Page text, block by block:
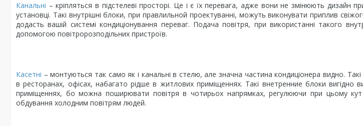
Канальні – кріпляться в підстелеві просторі. Це і є їх перевага, адже вони не змінюють дизайн
установці. Такі внутрішні блоки, при правлильной проектуванні, можуть виконувати приплив
додасть вашій системі кондиціонування переваг. Подача повітря, при використанні такого
допомогою повітророзподільних пристроїв.
Касетні – монтуються так само як і канальні в стелю, але значна частина кондиціонера видно.
в ресторанах, офісах, набагато рідше в житлових приміщеннях. Такі внетренние блоки вигідно
приміщеннях, бо можна поширювати повітря в чотирьох напрямках, регулюючи при цьому
обдування холодним повітрям людей.